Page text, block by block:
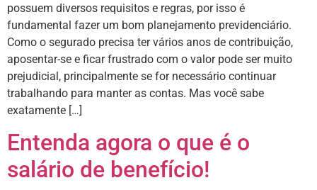
possuem diversos requisitos e regras, por isso é
fundamental fazer um bom planejamento previdenciário.
Como o segurado precisa ter vários anos de contribuição,
aposentar-se e ficar frustrado com o valor pode ser muito
prejudicial, principalmente se for necessário continuar
trabalhando para manter as contas. Mas você sabe
exatamente […]
Entenda agora o que é o
salário de benefício!